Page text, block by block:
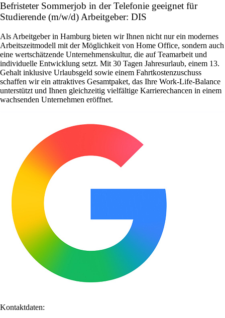
Befristeter Sommerjob in der Telefonie geeignet für
Studierende (m/w/d) Arbeitgeber: DIS
Als Arbeitgeber in Hamburg bieten wir Ihnen nicht nur ein modernes
Arbeitszeitmodell mit der Möglichkeit von Home Office, sondern auch
eine wertschätzende Unternehmenskultur, die auf Teamarbeit und
individuelle Entwicklung setzt. Mit 30 Tagen Jahresurlaub, einem 13.
Gehalt inklusive Urlaubsgeld sowie einem Fahrtkostenzuschuss
schaffen wir ein attraktives Gesamtpaket, das Ihre Work-Life-Balance
unterstützt und Ihnen gleichzeitig vielfältige Karrierechancen in einem
wachsenden Unternehmen eröffnet.
Kontaktdaten: